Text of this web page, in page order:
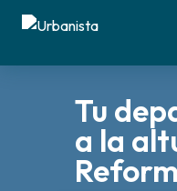
Tu
a la